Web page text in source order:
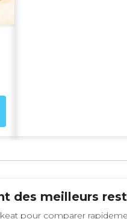
des meilleurs
pour comparer